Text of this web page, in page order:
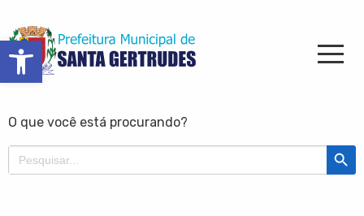
Barra de Ferramentas Aberta
O que você está procurando?
Search
for:
Search